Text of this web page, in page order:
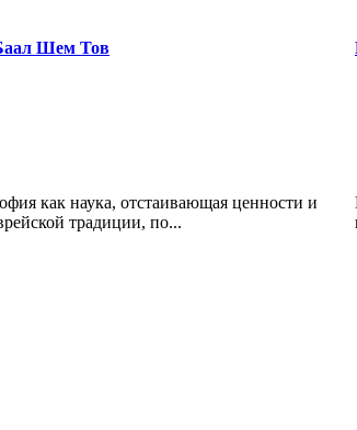
Шем Тов
как наука, отстаивающая ценности и
традиции, по...